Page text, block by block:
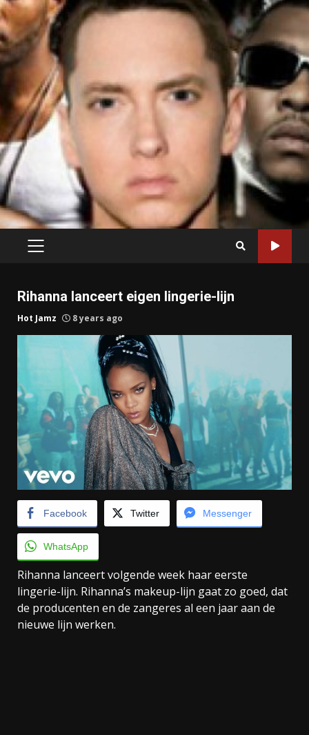
PRIMARY
Rihanna lanceert eigen lingerie-lijn
Hot Jamz 8 years ago
Facebook Twitter Messenger
WhatsApp
Rihanna lanceert volgende week haar eerste
lingerie-lijn. Rihanna’s makeup-lijn gaat zo goed, dat
de producenten en de zangeres al een jaar aan de
nieuwe lijn werken.